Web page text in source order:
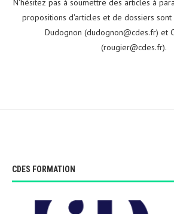
propositions d'articles et de dossiers
Dudognon (dudognon@cdes.fr) et
(rougier@cdes.fr).
CDES FORMATION